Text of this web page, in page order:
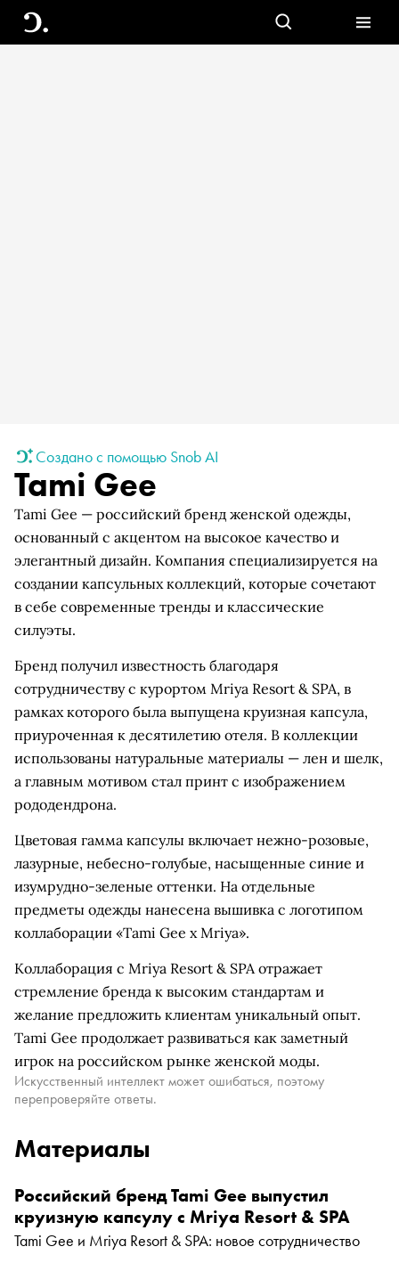
Создано с помощью Snob AI
Tami Gee
Tami Gee — российский бренд женской одежды,
основанный с акцентом на высокое качество и
элегантный дизайн. Компания специализируется на
создании капсульных коллекций, которые сочетают
в себе современные тренды и классические
силуэты.
Бренд получил известность благодаря
сотрудничеству с курортом Mriya Resort & SPA, в
рамках которого была выпущена круизная капсула,
приуроченная к десятилетию отеля. В коллекции
использованы натуральные материалы — лен и шелк,
а главным мотивом стал принт с изображением
рододендрона.
Цветовая гамма капсулы включает нежно-розовые,
лазурные, небесно-голубые, насыщенные синие и
изумрудно-зеленые оттенки. На отдельные
предметы одежды нанесена вышивка с логотипом
коллаборации «Tami Gee x Mriya».
Коллаборация с Mriya Resort & SPA отражает
стремление бренда к высоким стандартам и
желание предложить клиентам уникальный опыт.
Tami Gee продолжает развиваться как заметный
игрок на российском рынке женской моды.
Искусственный интеллект может ошибаться, поэтому
перепроверяйте ответы.
Материалы
Российский бренд Tami Gee выпустил
круизную капсулу с Mriya Resort & SPA
Tami Gee и Mriya Resort & SPA: новое сотрудничество